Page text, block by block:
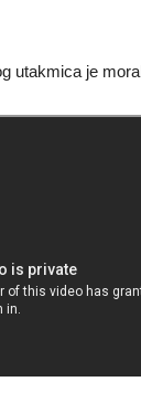
utakmica je